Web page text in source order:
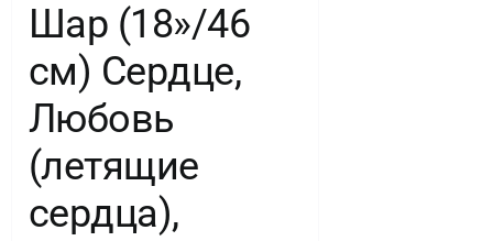
Шар (18»/46
см) Сердце,
Любовь
(летящие
сердца),